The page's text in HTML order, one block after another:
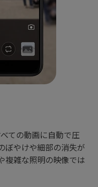
ての動画に自動で圧
ぼやけや細部の消失が
複雑な照明の映像では